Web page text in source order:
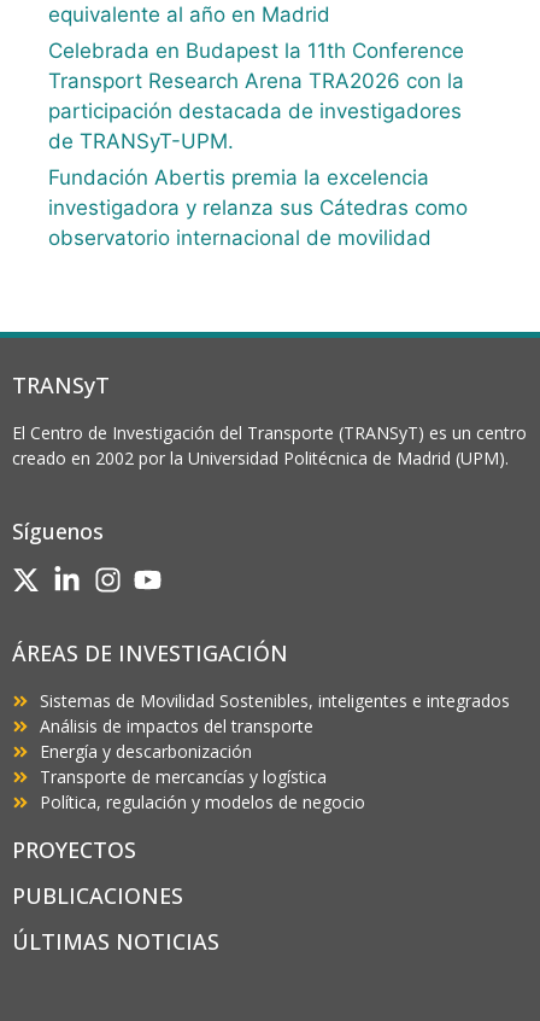
equivalente al año en Madrid
Celebrada en Budapest la 11th Conference
Transport Research Arena TRA2026 con la
participación destacada de investigadores
de TRANSyT-UPM.
Fundación Abertis premia la excelencia
investigadora y relanza sus Cátedras como
observatorio internacional de movilidad
TRANSyT
El Centro de Investigación del Transporte (TRANSyT) es un centro
creado en 2002 por la Universidad Politécnica de Madrid (UPM).
Síguenos
ÁREAS DE INVESTIGACIÓN
Sistemas de Movilidad Sostenibles, inteligentes e integrados
Análisis de impactos del transporte
Energía y descarbonización
Transporte de mercancías y logística
Política, regulación y modelos de negocio
PROYECTOS
PUBLICACIONES
ÚLTIMAS NOTICIAS